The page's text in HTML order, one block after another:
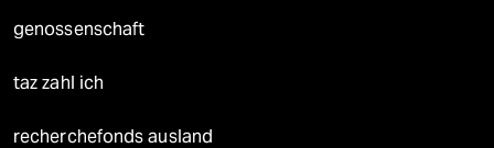
genossenschaft
taz zahl ich
recherchefonds ausland